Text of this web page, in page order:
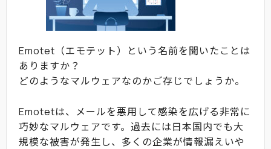
Emotet（エモテット）という名前を聞いたことは
ありますか？
どのようなマルウェアなのかご存じでしょうか。
Emotetは、メールを悪用して感染を広げる非常に
巧妙なマルウェアです。過去には日本国内でも大
規模な被害が発生し、多くの企業が情報漏えいや